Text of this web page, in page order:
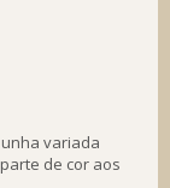
variada
de cor aos